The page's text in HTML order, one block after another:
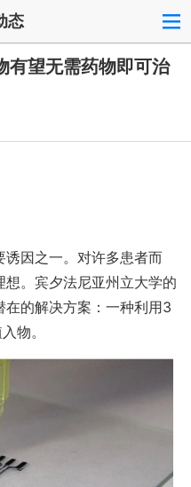
态
有望无需药物即可治
因之一。对许多患者而
。宾夕法尼亚州立大学的
的解决方案：一种利用3
物。